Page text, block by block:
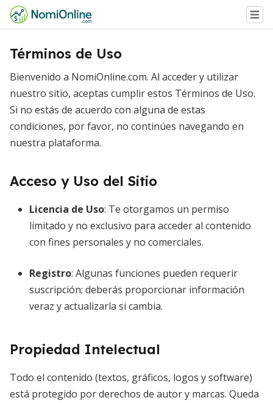
Términos de Uso
Bienvenido a NomiOnline.com. Al acceder y utilizar
nuestro sitio, aceptas cumplir estos Términos de Uso.
Si no estás de acuerdo con alguna de estas
condiciones, por favor, no continúes navegando en
nuestra plataforma.
Acceso y Uso del Sitio
Licencia de Uso: Te otorgamos un permiso
limitado y no exclusivo para acceder al contenido
con fines personales y no comerciales.
Registro: Algunas funciones pueden requerir
suscripción; deberás proporcionar información
veraz y actualizarla si cambia.
Propiedad Intelectual
Todo el contenido (textos, gráficos, logos y software)
está protegido por derechos de autor y marcas. Queda